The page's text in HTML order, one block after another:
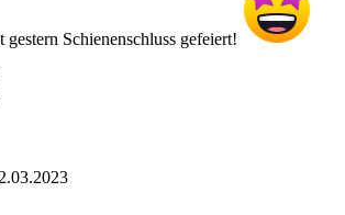
Schienenschluss gefeiert!